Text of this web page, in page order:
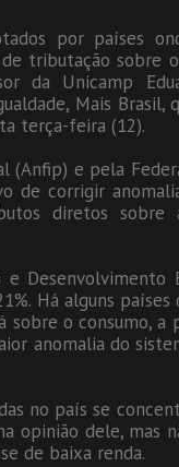
por países
tributação sobre
Unicamp
Mais Brasil,
terça-feira (12).
(Anfip) e pela
de corrigir
diretos
Desenvolvimento
Há alguns países
sobre o consumo, a
anomalia do
no país se
opinião dele, mas
de baixa renda.